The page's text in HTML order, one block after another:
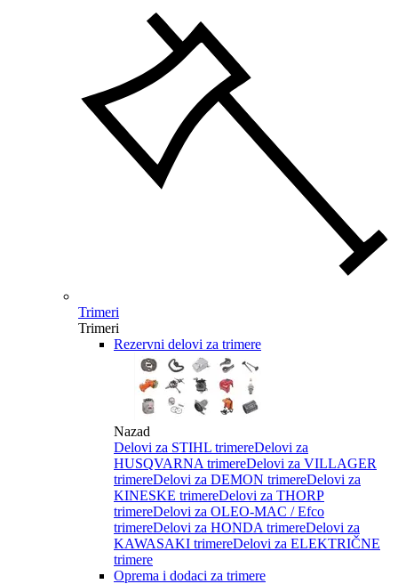
Trimeri
Trimeri
Rezervni delovi za trimere
Nazad
Delovi za STIHL trimereDelovi za
HUSQVARNA trimereDelovi za VILLAGER
trimereDelovi za DEMON trimereDelovi za
KINESKE trimereDelovi za THORP
trimereDelovi za OLEO-MAC / Efco
trimereDelovi za HONDA trimereDelovi za
KAWASAKI trimereDelovi za ELEKTRIČNE
trimere
Oprema i dodaci za trimere